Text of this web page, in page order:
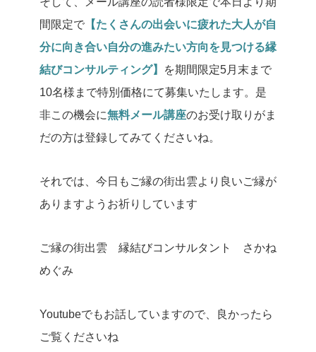
間限定で 【たくさんの出会いに疲れた大人が自
分に向き合い自分の進みたい方向を見つける縁
結びコンサルティング】
を期間限定5月末まで
10名様まで特別価格にて募集いたします。 是
非この機会に無料メール講座のお受け取りがま
だの方は登録してみてくださいね。
それでは、今日もご縁の街出雲より良いご縁が
ありますようお祈りしています
ご縁の街出雲 縁結びコンサルタント さかね
めぐみ
Youtubeでもお話していますので、良かったら
ご覧くださいね